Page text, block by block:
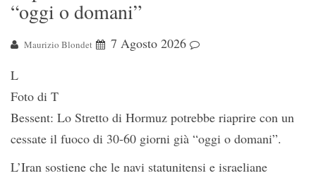
“oggi o domani”
Maurizio Blondet
7 Agosto 2026
L
Foto di T
Bessent: Lo Stretto di Hormuz potrebbe riaprire con un
cessate il fuoco di 30-60 giorni già “oggi o domani”.
L’Iran sostiene che le navi statunitensi e israeliane